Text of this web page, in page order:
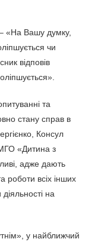
«На Вашу думку,
чи
відповів
та
стану справ в
Консул
«Дитина з
адже дають
роботи всіх інших
на
у найближчий